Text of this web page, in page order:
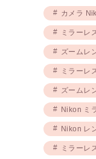
カメラ
ミラーレ
ズームレ
ミラーレ
ズームレ
Nikon ミ
Nikon レ
ミラーレ